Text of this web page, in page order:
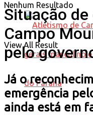
Nenhum Resultado
View All Result
Situação
Campo
pelo
Já o
emergência
ainda está em